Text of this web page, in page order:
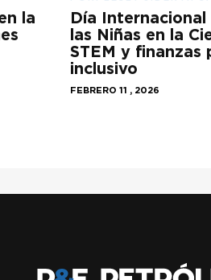
la
Día
las Niñas en la
STEM y
inclusivo
FEBRERO 11 , 2026